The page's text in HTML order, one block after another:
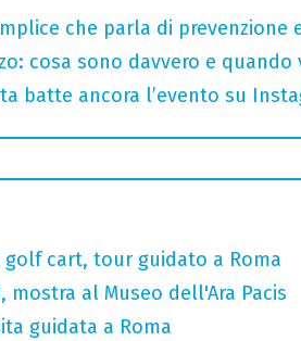
che parla di prevenzione
cosa sono davvero e quando
batte ancora l’evento su
golf cart, tour guidato a Roma
mostra al Museo dell'Ara Pacis
guidata a Roma